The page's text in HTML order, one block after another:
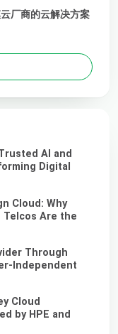
厂商的云解决方案
AI and
Digital
Cloud: Why
Telcos Are the
Through
Independent
Cloud
by HPE and